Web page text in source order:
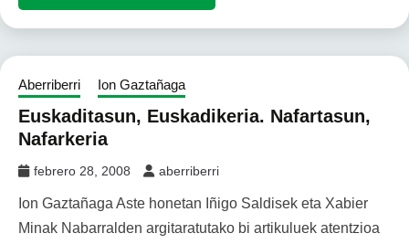
Aberriberri Ion Gaztañaga
Euskaditasun, Euskadikeria. Nafartasun,
Nafarkeria
febrero 28, 2008 aberriberri
Ion Gaztañaga Aste honetan Iñigo Saldisek eta Xabier
Minak Nabarralden argitaratutako bi artikuluek atentzioa